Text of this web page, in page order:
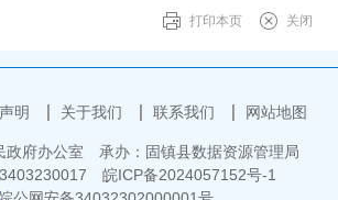
打印本页 关闭
明 关于我们 联系我们 网站地图
政府办公室
承办：固镇县数据资源管理局
皖ICP备2024057152号-1